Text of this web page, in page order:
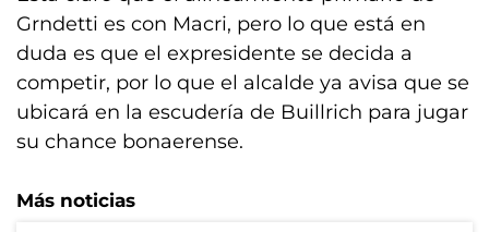
Grndetti es con Macri, pero lo que está en
duda es que el expresidente se decida a
competir, por lo que el alcalde ya avisa que se
ubicará en la escudería de Buillrich para jugar
su chance bonaerense.
Más noticias